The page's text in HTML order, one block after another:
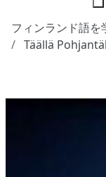
フィンランド語を
Täällä